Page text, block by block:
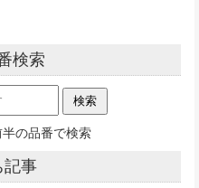
検索
の品番で検索
記事